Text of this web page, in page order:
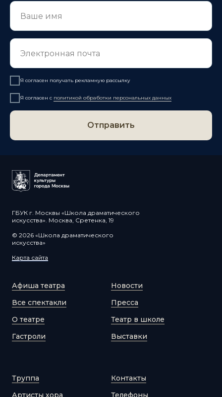
Я согласен получать рекламную рассылку
Я согласен с политикой обработки персональных данных
Отправить
ГБУК г. Москвы «Школа драматического
искусства». Москва, Сретенка, 19
© 2026 «Школа драматического
искусства»
Карта сайта
Афиша театра
Все спектакли
О театре
Гастроли
Новости
Пресса
Театр в школе
Выставки
Труппа
Артисты хора
Контакты
Телефоны